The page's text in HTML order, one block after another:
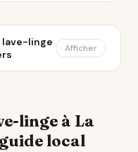
lave-linge
Afficher
linge à La
local